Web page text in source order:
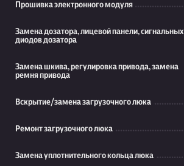
Прошивка электронного модуля
Замена дозатора, лицевой панели, сигнальных
диодов дозатора
Замена шкива, регулировка привода, замена
ремня привода
Вскрытие/замена загрузочного люка
Ремонт загрузочного люка
Замена уплотнительного кольца люка